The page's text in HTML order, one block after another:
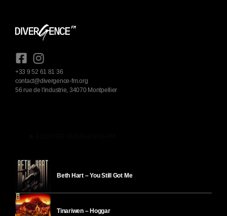
+33 9 52 61 81 36
contact@divergence-fm.org
56 rue de l'industrie, 34070 Montpellier
Beth Hart – You Still Got Me
Tinariwen – Hoggar